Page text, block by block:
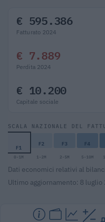
€ 595.386
Fatturato 2024
€ 7.889
Perdita 2024
€ 10.200
Capitale sociale
SCALA NAZIONALE DEL
F1 F2 F3 F4
0-1M 1-2M 2-5M 5-10M
Dati economici relativi al
Ultimo aggiornamento: 8 luglio